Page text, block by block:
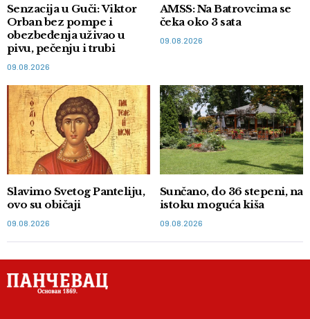
Senzacija u Guči: Viktor
Orban bez pompe i
obezbeđenja uživao u
pivu, pečenju i trubi
09.08.2026
AMSS: Na Batrovcima se
čeka oko 3 sata
09.08.2026
Slavimo Svetog Panteliju,
ovo su običaji
09.08.2026
Sunčano, do 36 stepeni, na
istoku moguća kiša
09.08.2026